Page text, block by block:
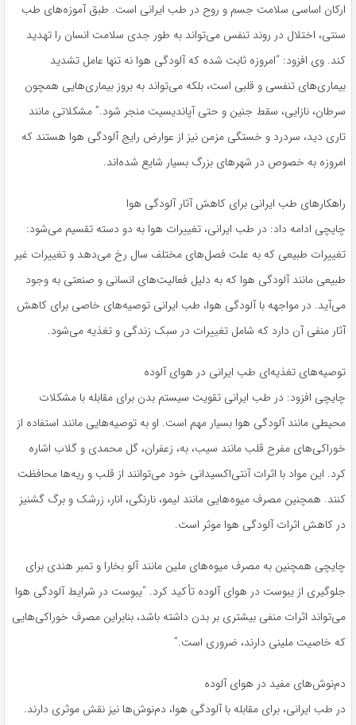
ارکان اساسی سلامت جسم و روح در طب ایرانی است. طبق آموزه‌های طب
سنتی، اختلال در روند تنفس می‌تواند به طور جدی سلامت انسان را تهدید
کند. وی افزود: “امروزه ثابت شده که آلودگی هوا نه تنها عامل تشدید
بیماری‌های تنفسی و قلبی است، بلکه می‌تواند به بروز بیماری‌هایی همچون
سرطان، نازایی، سقط جنین و حتی آپاندیسیت منجر شود.” مشکلاتی مانند
تاری دید، سردرد و خستگی مزمن نیز از عوارض رایج آلودگی هوا هستند که
امروزه به خصوص در شهرهای بزرگ بسیار شایع شده‌اند.
راهکارهای طب ایرانی برای کاهش آثار آلودگی هوا
چایچی ادامه داد: در طب ایرانی، تغییرات هوا به دو دسته تقسیم می‌شود:
تغییرات طبیعی که به علت فصل‌های مختلف سال رخ می‌دهد و تغییرات غیر
طبیعی مانند آلودگی هوا که به دلیل فعالیت‌های انسانی و صنعتی به وجود
می‌آید. در مواجهه با آلودگی هوا، طب ایرانی توصیه‌های خاصی برای کاهش
آثار منفی آن دارد که شامل تغییرات در سبک زندگی و تغذیه می‌شود.
توصیه‌های تغذیه‌ای طب ایرانی در هوای آلوده
چایچی افزود: در طب ایرانی تقویت سیستم بدن برای مقابله با مشکلات
محیطی مانند آلودگی هوا بسیار مهم است. او به توصیه‌هایی مانند استفاده از
خوراکی‌های مفرح قلب مانند سیب، به، زعفران، گل محمدی و گلاب اشاره
کرد. این مواد با اثرات آنتی‌اکسیدانی خود می‌توانند از قلب و ریه‌ها محافظت
کنند. همچنین مصرف میوه‌هایی مانند لیمو، نارنگی، انار، زرشک و برگ گشنیز
در کاهش اثرات آلودگی هوا موثر است.
چایچی همچنین به مصرف میوه‌های ملین مانند آلو بخارا و تمبر هندی برای
جلوگیری از یبوست در هوای آلوده تأکید کرد. “یبوست در شرایط آلودگی هوا
می‌تواند اثرات منفی بیشتری بر بدن داشته باشد، بنابراین مصرف خوراکی‌هایی
که خاصیت ملینی دارند، ضروری است.”
دم‌نوش‌های مفید در هوای آلوده
در طب ایرانی، برای مقابله با آلودگی هوا، دم‌نوش‌ها نیز نقش موثری دارند.